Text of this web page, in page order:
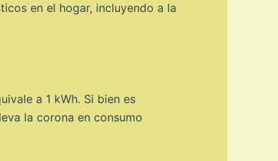
en el hogar, incluyendo a la
a 1 kWh. Si bien es
la corona en consumo